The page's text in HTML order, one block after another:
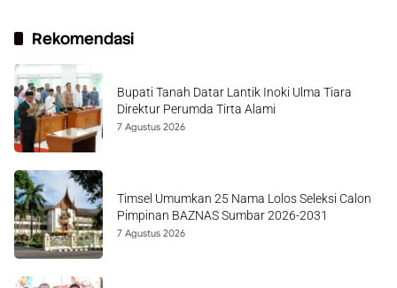
Rekomendasi
Bupati Tanah Datar Lantik Inoki Ulma Tiara
Direktur Perumda Tirta Alami
7 Agustus 2026
Timsel Umumkan 25 Nama Lolos Seleksi Calon
Pimpinan BAZNAS Sumbar 2026-2031
7 Agustus 2026